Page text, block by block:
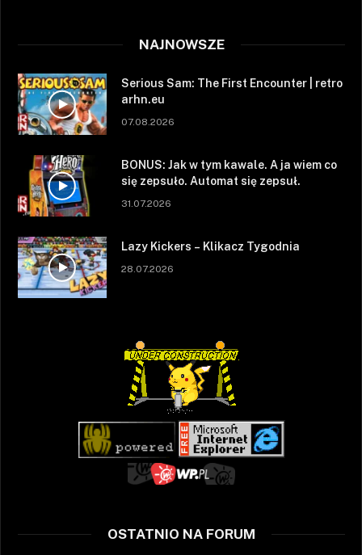
NAJNOWSZE
Serious Sam: The First Encounter | retro
arhn.eu
07.08.2026
BONUS: Jak w tym kawale. A ja wiem co
się zepsuło. Automat się zepsuł.
31.07.2026
Lazy Kickers – Klikacz Tygodnia
28.07.2026
OSTATNIO NA FORUM